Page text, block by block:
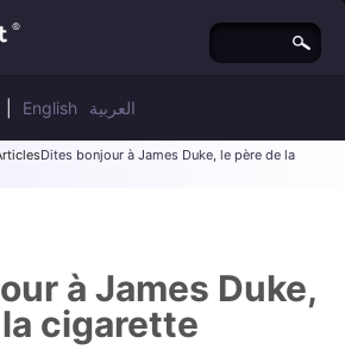
English العربية
Dites bonjour à James Duke, le père de la
à James Duke,
cigarette